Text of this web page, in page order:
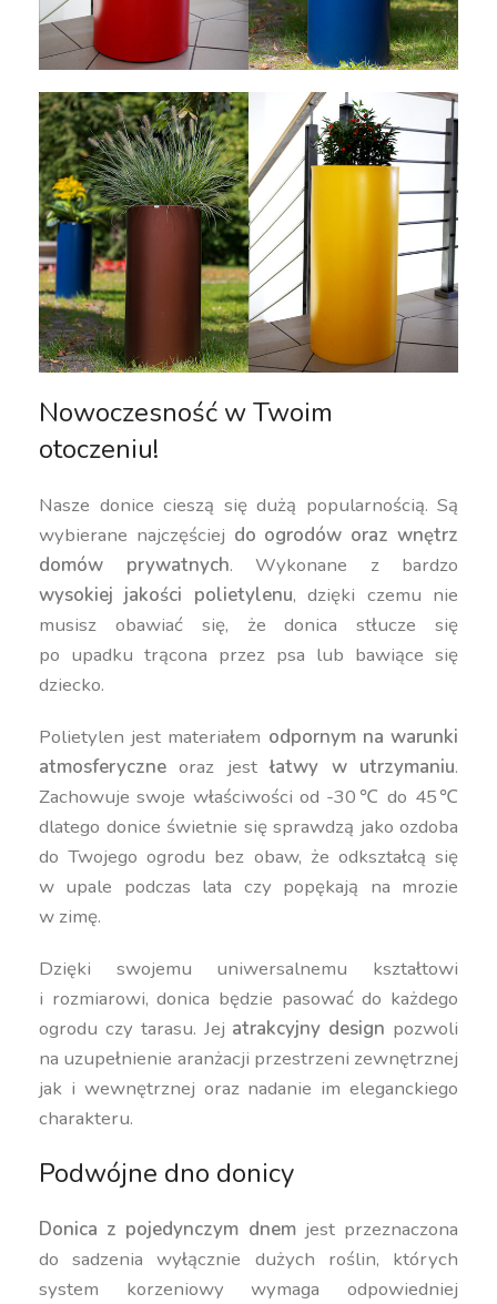
Nowoczesność w Twoim
otoczeniu!
Nasze donice cieszą się dużą popularnością. Są
wybierane najczęściej do ogrodów oraz wnętrz
domów prywatnych. Wykonane z bardzo
wysokiej jakości polietylenu, dzięki czemu nie
musisz obawiać się, że donica stłucze się
po upadku trącona przez psa lub bawiące się
dziecko.
Polietylen jest materiałem odpornym na warunki
atmosferyczne oraz jestłatwy w utrzymaniu.
Zachowuje swoje właściwości od -30℃ do 45℃
dlatego donice świetnie się sprawdzą jako ozdoba
do Twojego ogrodu bez obaw, że odkształcą się
w upale podczas lata czy popękają na mrozie
w zimę.
Dzięki swojemu uniwersalnemu kształtowi
i rozmiarowi, donica będzie pasować do każdego
ogrodu czy tarasu. Jej atrakcyjny design pozwoli
na uzupełnienie aranżacji przestrzeni zewnętrznej
jak i wewnętrznej oraz nadanie im eleganckiego
charakteru.
Podwójne dno donicy
Donica z pojedynczym dnemjest przeznaczona
do sadzenia wyłącznie dużych roślin, których
system korzeniowy wymaga odpowiedniej